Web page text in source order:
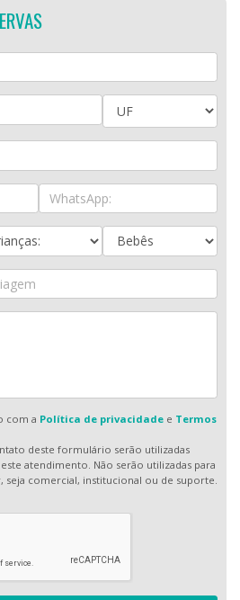
com a Política de privacidadee Termos
deste formulário serão utilizadas
atendimento. Não serão utilizadas para
comercial, institucional ou de suporte.